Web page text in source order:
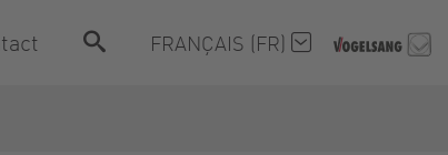
FRANÇAIS (FR)